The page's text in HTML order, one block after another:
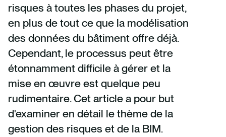
risques à toutes les phases du projet,
en plus de tout ce que la modélisation
des données du bâtiment offre déjà.
Cependant, le processus peut être
étonnamment difficile à gérer et la
mise en œuvre est quelque peu
rudimentaire. Cet article a pour but
d'examiner en détail le thème de la
gestion des risques et de la BIM.